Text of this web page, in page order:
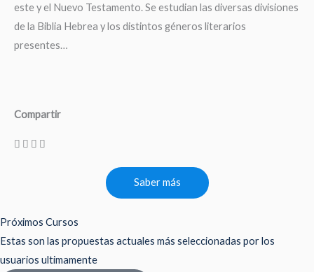
este y el Nuevo Testamento. Se estudian las diversas divisiones
de la Biblia Hebrea y los distintos géneros literarios
presentes…
Compartir
Saber más
Próximos Cursos
Estas son las propuestas actuales más seleccionadas por los
usuarios ultimamente